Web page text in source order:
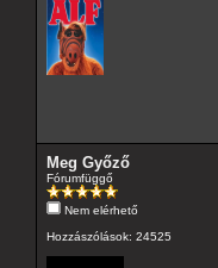
Meg Győző
Fórumfüggő
Nem elérhető
Hozzászólások: 24525